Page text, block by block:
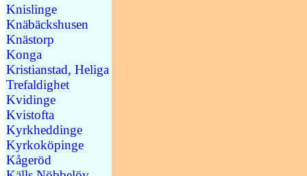
Knislinge
Knäbäckshusen
Knästorp
Konga
Kristianstad, Heliga
Trefaldighet
Kvidinge
Kvistofta
Kyrkheddinge
Kyrkoköpinge
Kågeröd